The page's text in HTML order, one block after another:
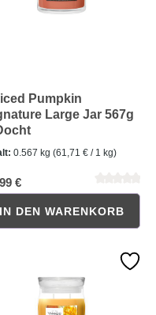
Pumpkin
Large Jar 567g
0.567 kg (61,71 € / 1 kg)
€
IN DEN WARENKORB